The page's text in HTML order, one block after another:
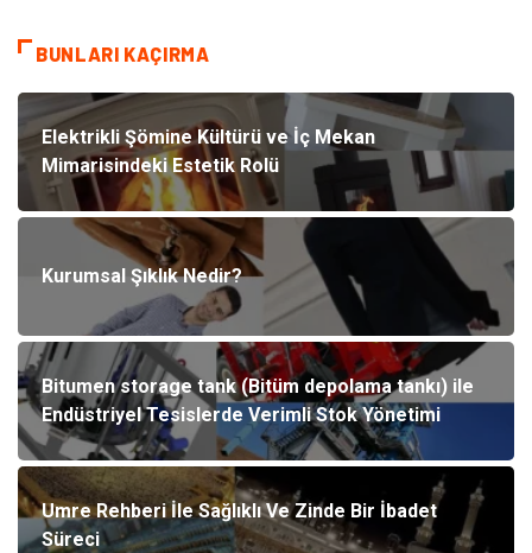
BUNLARI KAÇIRMA
Elektrikli Şömine Kültürü ve İç Mekan
Mimarisindeki Estetik Rolü
Kurumsal Şıklık Nedir?
Bitumen storage tank (Bitüm depolama tankı) ile
Endüstriyel Tesislerde Verimli Stok Yönetimi
Umre Rehberi İle Sağlıklı Ve Zinde Bir İbadet
Süreci